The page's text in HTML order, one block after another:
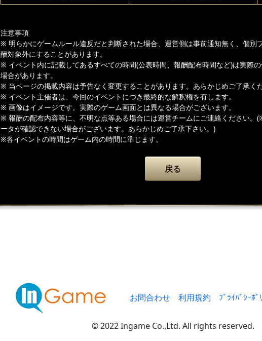
注意事項
※ 明らかにゲームルール違反だと判断された場合、運営側は事前通知無く、個別
酬対象外にすることがあります。
※ イベント内に記載してあるすべての時間(公表時間、報酬配布時間など)は実際
場合があります。
※ 当ページの掲載内容は予告なく変更することがあります。あらかじめご了承くだ
※ イベント主催者は、今回のイベントにつき最終的な解釈権を有します。
※ 画像はイメージです。実際のゲーム画面とは異なる場合がございます。
※ 報酬の配布内容等に、不明な点等ある場合には運営チームにご連絡ください。
ータが確認できない場合がございます。あらかじめご了承下さい。)
※各イベントの時間はゲーム内の時間に準じます。
戻る
お問合わせ 利用規約 ﾌﾟﾗｲﾊﾞｼｰﾎﾟ
© 2022 Ingame Co.,Ltd. All rights reserved.